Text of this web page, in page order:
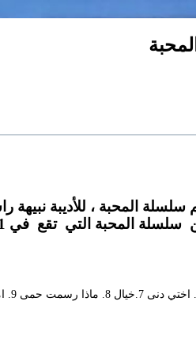
تتحدث عن حياة الأسرة في ظل عصر التكنولوجيا .